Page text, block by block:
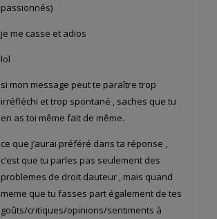
passionnés)
je me casse et adios
lol
si mon message peut te paraître trop
irréfléchi et trop spontané , saches que tu
en as toi même fait de même.
ce que j’aurai préféré dans ta réponse ,
c’est que tu parles pas seulement des
problemes de droit dauteur , mais quand
meme que tu fasses part également de tes
goûts/critiques/opinions/sentiments à